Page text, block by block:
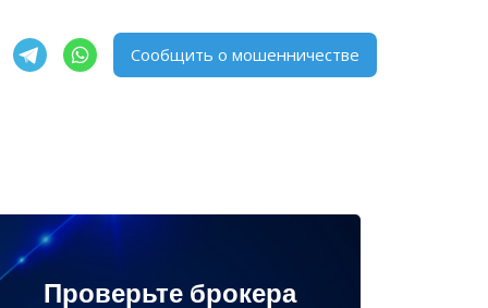
Сообщить о мошенничестве
Проверьте брокера